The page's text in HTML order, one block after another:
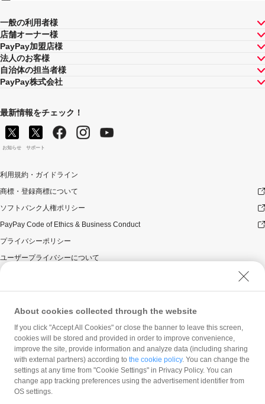
す）。ただし、上記上限は、マイナポイント付与期間中
（2020年9月1日～2021年9月30日）のお支払いに適用さ
れるものであり、2021年10月1日以降は変更予定です。
キャンペーン内容および適用条件を予告なく変更する場
合や、キャンペーン自体を予告なく中止する場合があり
ます。
場合は、本キャンペーンの対象とはなりませんのでご注
意ください。また、PayPayアプリを介さないヤフーカー
ドでのお支払いはキャンペーン対象外です。
対象のお支払方法にてお支払いいただいた際に、仮に本
超えるときには、当該付与額の合計が10,000円相当とな
るよう付与いたします（付与額の合計が1カ月当たり
解除され（合意解除を含みます。）、または無効となっ
た場合（以下「取消し等」といいます。）、取消し等の
有無にかかわらず、当該取消し等の対象となったPayPay
決済についてのPayPayボーナスの付与は全て取り消され
し等の理由の如何にかかわらず、また、対象店舗による
返金の有無にかかわらず、「月間付与合計」は将来に向
かってのみ減額されます。そのため、「月間付与合計」
が上限に到達して以降に取消し等となった場合であって
も、当該上限到達から取消し等までのPayPay決済につい
て本キャンペーンによるPayPayボーナスの付与が行われ
ることはありません。
景品について
一般の利用者様
店舗オーナー様
PayPay加盟店様
法人のお客様
自治体の担当者様
PayPay株式会社
最新情報をチェック！
お知らせ サポート
利用規約・ガイドライン
商標・登録商標について
ソフトバンク人権ポリシー
PayPay Code of Ethics & Business Conduct
プライバシーポリシー
ユーザープライバシーについて
ウェブサイト利用規約
反社会的勢力に対する方針
勧誘方針
マネロン等基本方針
カスタマーハラスメントに関する当社の考え方
About cookies collected through the website
If you click "Accept All Cookies" or close the banner to leave this screen,
cookies will be stored and provided in order to improve convenience,
improve the site, provide information and analyze data (including sharing
with external partners) according to the cookie policy. You can change the
settings at any time from "Cookie Settings" in Privacy Policy. You can
change app tracking preferences using the advertisement identifier from
OS settings.